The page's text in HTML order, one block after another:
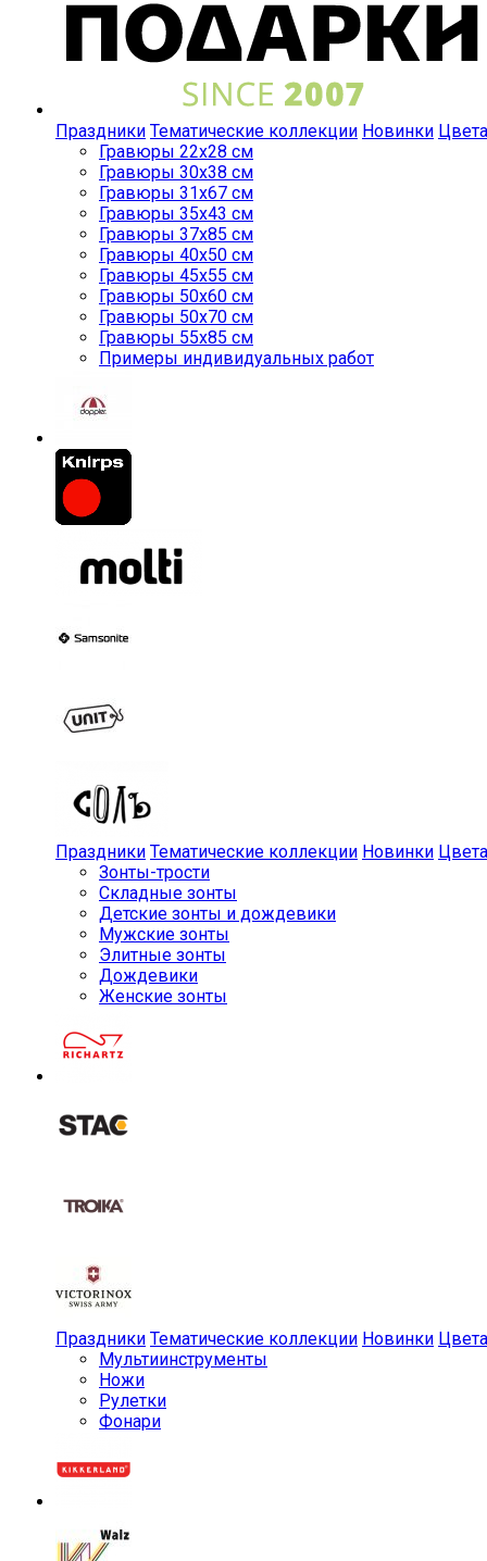
Праздники Тематические коллекции Новинки Цвета
Гравюры 22x28 см
Гравюры 30x38 см
Гравюры 31x67 см
Гравюры 35x43 см
Гравюры 37x85 см
Гравюры 40x50 см
Гравюры 45x55 см
Гравюры 50x60 см
Гравюры 50x70 см
Гравюры 55x85 см
Примеры индивидуальных работ
Праздники Тематические коллекции Новинки Цвета
Зонты-трости
Складные зонты
Детские зонты и дождевики
Мужские зонты
Элитные зонты
Дождевики
Женские зонты
Праздники Тематические коллекции Новинки Цвета
Мульти­инструменты
Ножи
Рулетки
Фонари